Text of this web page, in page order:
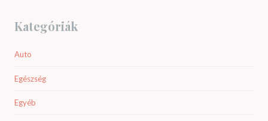
Kategóriák
Auto
Egészség
Egyéb